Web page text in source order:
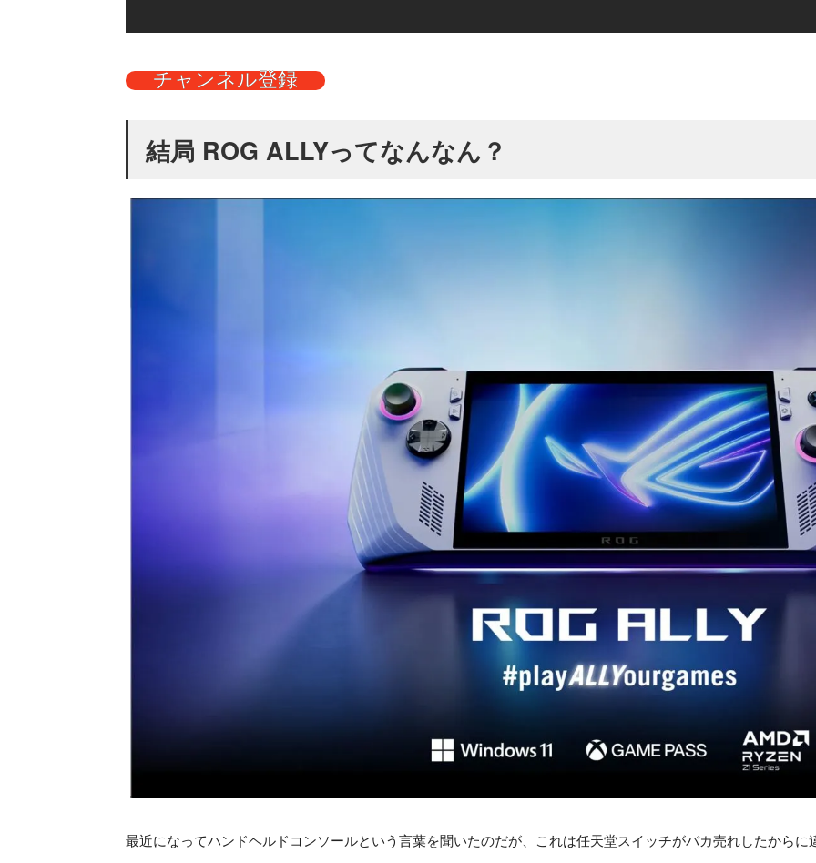
チャンネル登録
結局 ROG ALLYってなんなん？
最近になってハンドヘルドコンソールという言葉を聞いたのだが、これは任天堂スイッチがバカ売れしたからに